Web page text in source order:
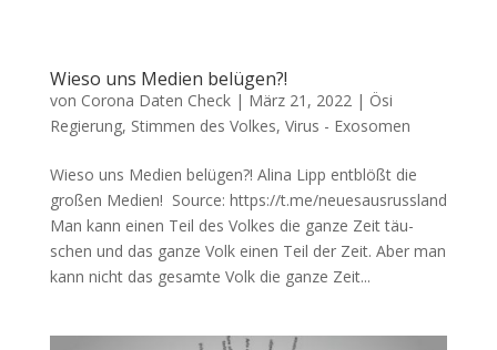
Wieso uns Medien belügen?!
von Corona Daten Check| März 21, 2022 | Ösi
Regierung, Stimmen des Volkes, Virus - Exosomen
Wieso uns Medien belügen?! Ali­na Lipp ent­blößt die
gro­ßen Medien! Source: https://t.me/neuesausrussland
Man kann einen Teil des Vol­kes die gan­ze Zeit täu­
schen und das gan­ze Volk einen Teil der Zeit. Aber man
kann nicht das gesam­te Volk die gan­ze Zeit...